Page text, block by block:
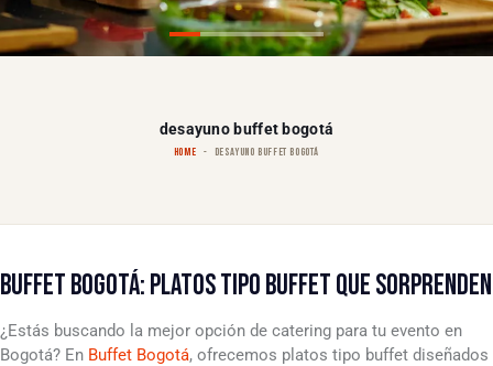
desayuno buffet bogotá
HOME DESAYUNO BUFFET BOGOTÁ
BUFFET BOGOTÁ: PLATOS TIPO BUFFET QUE SORPRENDEN
¿Estás buscando la mejor opción de catering para tu evento en
Bogotá? En Buffet Bogotá, ofrecemos platos tipo buffet diseñados